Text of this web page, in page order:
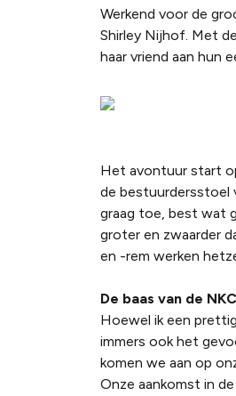
Werkend voor de
Shirley Nijhof. Met
haar vriend aan hun
Het avontuur start
de bestuurdersstoel
graag toe, best wat
groter en zwaarder
en -rem werken
De baas van de NKC
Hoewel ik een
immers ook het
komen we aan op
Onze aankomst in